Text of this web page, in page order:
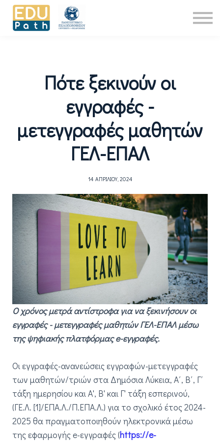
Είσοδος
Πότε ξεκινούν οι
εγγραφές -
μετεγγραφές μαθητών
ΓΕΛ-ΕΠΑΛ
14 ΑΠΡΙΛΊΟΥ, 2024
Ο χρόνος μετρά αντίστροφα για να ξεκινήσουν οι
εγγραφές - μετεγγραφές μαθητών ΓΕΛ-ΕΠΑΛ μέσω
της ψηφιακής πλατφόρμας e-εγγραφές.
Οι εγγραφές-ανανεώσεις εγγραφών-μετεγγραφές
των μαθητών/τριών στα Δημόσια Λύκεια, Α΄, Β΄, Γ΄
τάξη ημερησίου και Α', B' και Γ' τάξη εσπερινού,
(ΓΕ.Λ. [1]/ΕΠΑ.Λ./Π.ΕΠΑ.Λ.) για το σχολικό έτος 2024-
2025 θα πραγματοποιηθούν ηλεκτρονικά μέσω
της εφαρμογής e-εγγραφές (https://e-